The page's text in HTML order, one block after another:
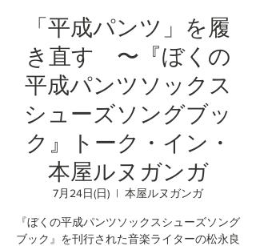
「平成パンツ」を履
き直す 〜『ぼくの
平成パンツソックス
シューズソングブッ
ク』トーク・イン・
本屋ルヌガンガ
7月24日(日)
  |
本屋ルヌガンガ
『ぼくの平成パンツソックスシューズソング
ブック』を刊行された音楽ライターの松永良